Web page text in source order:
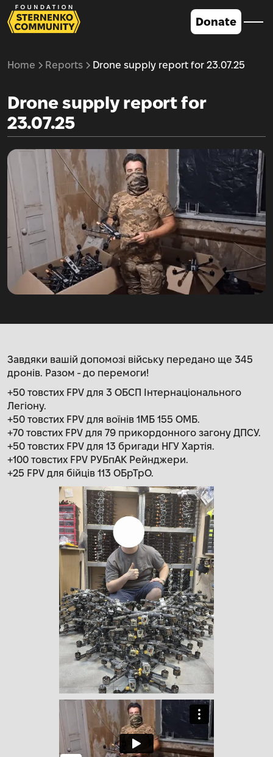
Donate
Home Reports Drone supply report for 23.07.25
Drone supply report for
23.07.25
Завдяки вашій допомозі війську передано ще 345
дронів. Разом - до перемоги!
+50 товстих FPV для 3 ОБСП Інтернаціонального
Легіону.
+50 товстих FPV для воїнів 1МБ 155 ОМБ.
+70 товстих FPV для 79 прикордонного загону ДПСУ.
+50 товстих FPV для 13 бригади НГУ Хартія.
+100 товстих FPV РУБпАК Рейнджери.
+25 FPV для бійців 113 ОБрТрО.